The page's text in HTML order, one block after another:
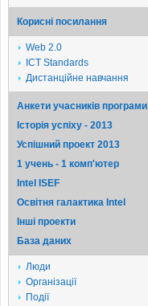
Корисні посилання
Web 2.0
ICT Standards
Дистанційне навчання
Анкети учасників програми
Історія успіху - 2013
Успішний проект 2013
1 учень - 1 комп'ютер
Intel ISEF
Освітня галактика Intel
Iншi проекти
База даних
Люди
Організації
Події